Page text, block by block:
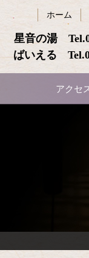
星音の湯 Tel.
ばいえる Tel.
ホーム
アクセ